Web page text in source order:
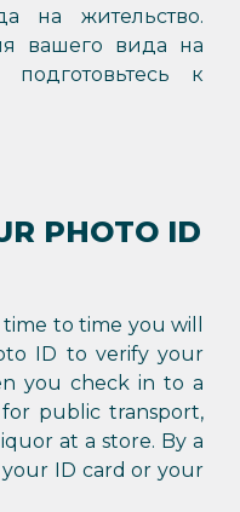
на жительство.
вашего вида на
к
PHOTO ID
to time you will
ID to verify your
you check in to a
public transport,
at a store. By a
ID card or your